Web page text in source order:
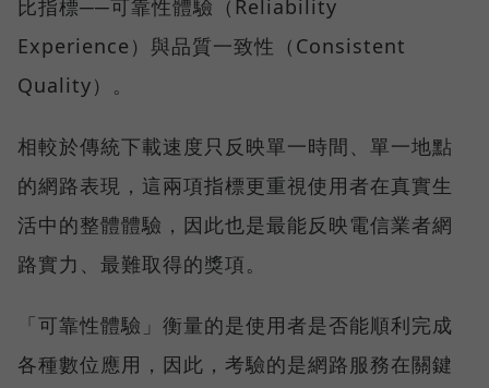
比指標──可靠性體驗（Reliability
Experience）與品質一致性（Consistent
Quality）。
相較於傳統下載速度只反映單一時間、單一地點
的網路表現，這兩項指標更重視使用者在真實生
活中的整體體驗，因此也是最能反映電信業者網
路實力、最難取得的獎項。
「可靠性體驗」衡量的是使用者是否能順利完成
各種數位應用，因此，考驗的是網路服務在關鍵